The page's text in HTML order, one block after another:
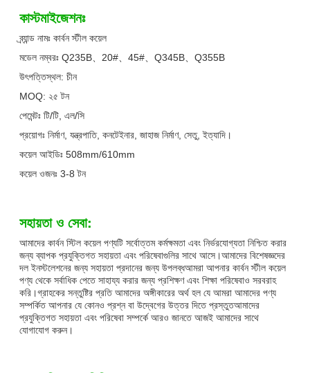
কাস্টমাইজেশনঃ
ব্র্যান্ড নামঃ কার্বন স্টীল কয়েল
মডেল নম্বরঃ Q235B、20#、45#、Q345B、Q355B
উৎপত্তিস্থল: চীন
MOQ: ২৫ টন
পেমেন্টঃ টি/টি, এল/সি
প্রয়োগঃ নির্মাণ, যন্ত্রপাতি, কনটেইনার, জাহাজ নির্মাণ, সেতু, ইত্যাদি।
কয়েল আইডিঃ 508mm/610mm
কয়েল ওজনঃ 3-8 টন
সহায়তা ও সেবা:
আমাদের কার্বন স্টিল কয়েল পণ্যটি সর্বোত্তম কর্মক্ষমতা এবং নির্ভরযোগ্যতা নিশ্চিত করার
জন্য ব্যাপক প্রযুক্তিগত সহায়তা এবং পরিষেবাগুলির সাথে আসে।আমাদের বিশেষজ্ঞদের
দল ইনস্টলেশনের জন্য সহায়তা প্রদানের জন্য উপলব্ধআমরা আপনার কার্বন স্টীল কয়েল
পণ্য থেকে সর্বাধিক পেতে সাহায্য করার জন্য প্রশিক্ষণ এবং শিক্ষা পরিষেবাও সরবরাহ
করি।গ্রাহকের সন্তুষ্টির প্রতি আমাদের অঙ্গীকারের অর্থ হল যে আমরা আমাদের পণ্য
সম্পর্কিত আপনার যে কোনও প্রশ্ন বা উদ্বেগের উত্তর দিতে প্রস্তুতআমাদের
প্রযুক্তিগত সহায়তা এবং পরিষেবা সম্পর্কে আরও জানতে আজই আমাদের সাথে
যোগাযোগ করুন।